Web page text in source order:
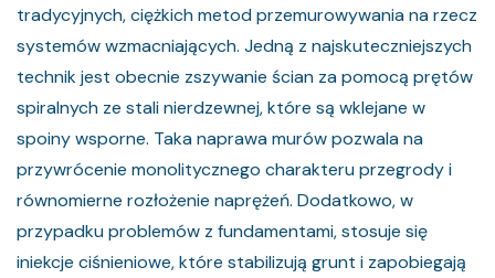
tradycyjnych, ciężkich metod przemurowywania na rzecz
systemów wzmacniających. Jedną z najskuteczniejszych
technik jest obecnie zszywanie ścian za pomocą prętów
spiralnych ze stali nierdzewnej, które są wklejane w
spoiny wsporne. Taka naprawa murów pozwala na
przywrócenie monolitycznego charakteru przegrody i
równomierne rozłożenie naprężeń. Dodatkowo, w
przypadku problemów z fundamentami, stosuje się
iniekcje ciśnieniowe, które stabilizują grunt i zapobiegają